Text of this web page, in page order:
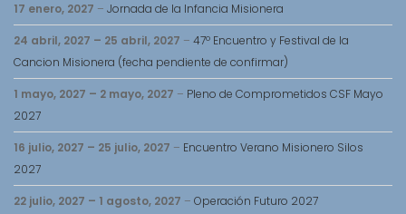
17 enero, 2027 – Jornada de la Infancia Misionera
24 abril, 2027 – 25 abril, 2027 – 47º Encuentro y Festival de la
Cancion Misionera (fecha pendiente de confirmar)
1 mayo, 2027 – 2 mayo, 2027 – Pleno de Comprometidos CSF Mayo
2027
16 julio, 2027 – 25 julio, 2027 – Encuentro Verano Misionero Silos
2027
22 julio, 2027 – 1 agosto, 2027 – Operación Futuro 2027